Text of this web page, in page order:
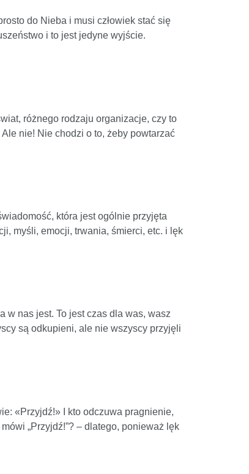
do Nieba i musi człowiek stać się
i to jest jedyne wyjście.
różnego rodzaju organizacje, czy to
nie! Nie chodzi o to, żeby powtarzać
która jest ogólnie przyjęta
myśli, emocji, trwania, śmierci, etc. i lęk
w nas jest. To jest czas dla was, wasz
są odkupieni, ale nie wszyscy przyjęli
«Przyjdź!» I kto odczuwa pragnienie,
„Przyjdź!”? – dlatego, ponieważ lęk